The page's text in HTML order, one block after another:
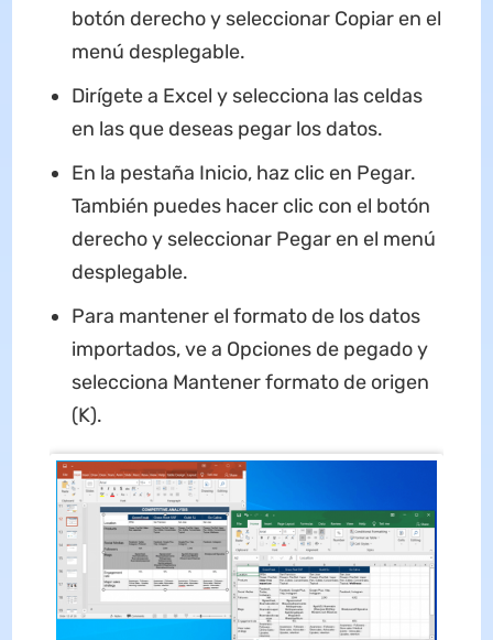
botón derecho y seleccionar Copiar en el
menú desplegable.
Dirígete a Excel y selecciona las celdas
en las que deseas pegar los datos.
En la pestaña Inicio, haz clic en Pegar.
También puedes hacer clic con el botón
derecho y seleccionar Pegar en el menú
desplegable.
Para mantener el formato de los datos
importados, ve a Opciones de pegado y
selecciona Mantener formato de origen
(K).